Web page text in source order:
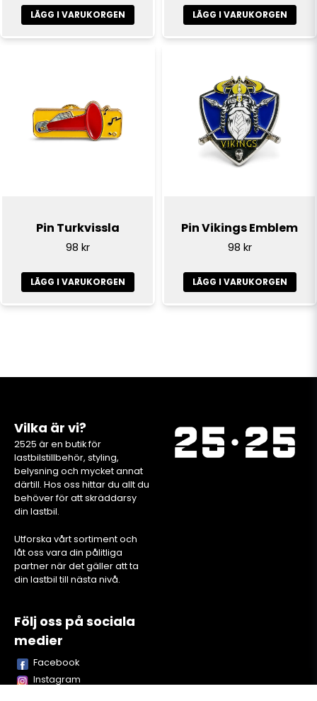
LÄGG I VARUKORGEN LÄGG I VARUKORGEN
Pin Turkvissla
98 kr
LÄGG I VARUKORGEN
Pin Vikings Emblem
98 kr
LÄGG I VARUKORGEN
Vilka är vi?
2525 är en butik för
lastbilstillbehör, styling,
belysning och mycket annat
därtill. Hos oss hittar du allt du
behöver för att skräddarsy
din lastbil.
Utforska vårt sortiment och
låt oss vara din pålitliga
partner när det gäller att ta
din lastbil till nästa nivå.
Följ oss på sociala
medier
Facebook
Instagram